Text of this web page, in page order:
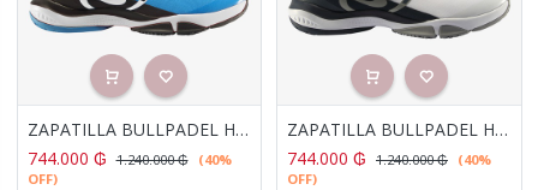
ZAPATILLA BULLPADEL HACK HYBRID FLY 23V AZUL REAL
744.000 ₲ 1.240.000₲
(40%
OFF)
ZAPATILLA BULLPADEL HACK HYBRID FLY 23V BLANCO
744.000 ₲ 1.240.000₲ (40%
OFF)